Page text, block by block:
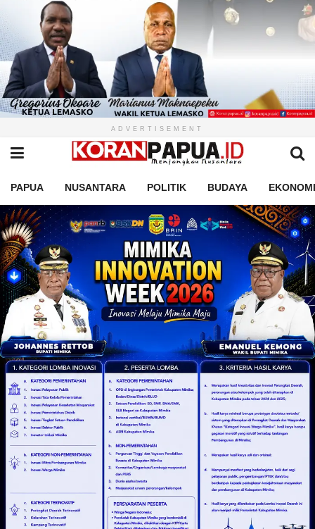
ADVERTISEMENT
PAPUA NUSANTARA POLITIK BUDAYA EKONOMI